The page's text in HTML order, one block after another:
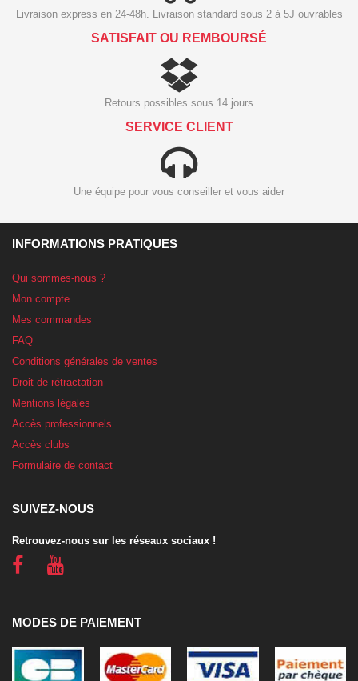
Livraison express en 24-48h. Livraison standard sous 2 à 5J ouvrables
SATISFAIT OU REMBOURSÉ
Retours possibles sous 14 jours
SERVICE CLIENT
Une équipe pour vous conseiller et vous aider
INFORMATIONS PRATIQUES
Qui sommes-nous ?
Mon compte
Mes commandes
FAQ
Conditions générales de ventes
Droit de rétractation
Mentions légales
Accès professionnels
Accès clubs
Formulaire de contact
SUIVEZ-NOUS
Retrouvez-nous sur les réseaux sociaux !
MODES DE PAIEMENT